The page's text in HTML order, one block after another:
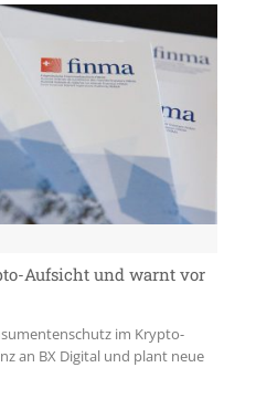
Aufsicht und warnt vor
im Krypto-
an BX Digital und plant neue